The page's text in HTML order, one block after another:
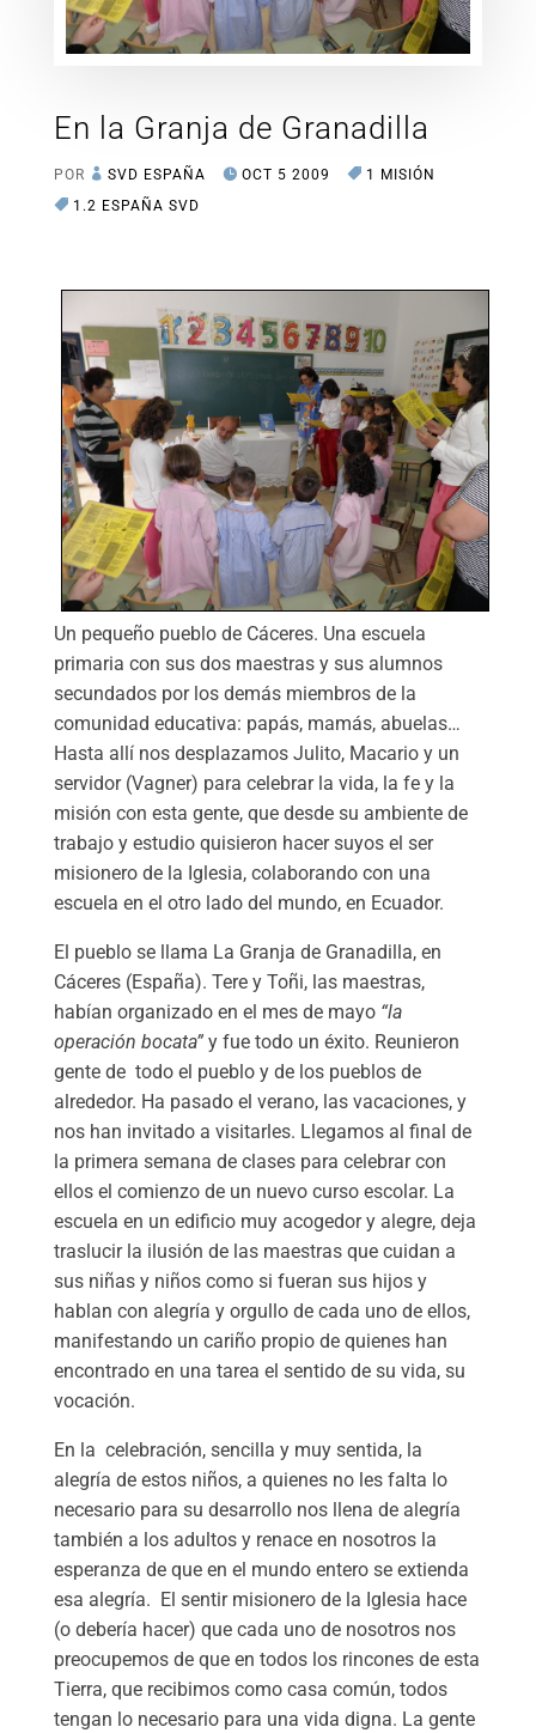
En la Granja de Granadilla
POR SVD ESPAÑA OCT 5 2009
1 MISIÓN
1.2 ESPAÑA SVD
Un pequeño pueblo de Cáceres. Una escuela
primaria con sus dos maestras y sus alumnos
secundados por los demás miembros de la
comunidad educativa: papás, mamás, abuelas…
Hasta allí nos desplazamos Julito, Macario y un
servidor (Vagner) para celebrar la vida, la fe y la
misión con esta gente, que desde su ambiente de
trabajo y estudio quisieron hacer suyos el ser
misionero de la Iglesia, colaborando con una
escuela en el otro lado del mundo, en Ecuador.
El pueblo se llama La Granja de Granadilla, en
Cáceres (España). Tere y Toñi, las maestras,
habían organizado en el mes de mayo “la
operación bocata”y fue todo un éxito. Reunieron
gente de todo el pueblo y de los pueblos de
alrededor. Ha pasado el verano, las vacaciones, y
nos han invitado a visitarles. Llegamos al final de
la primera semana de clases para celebrar con
ellos el comienzo de un nuevo curso escolar. La
escuela en un edificio muy acogedor y alegre, deja
traslucir la ilusión de las maestras que cuidan a
sus niñas y niños como si fueran sus hijos y
hablan con alegría y orgullo de cada uno de ellos,
manifestando un cariño propio de quienes han
encontrado en una tarea el sentido de su vida, su
vocación.
En la celebración, sencilla y muy sentida, la
alegría de estos niños, a quienes no les falta lo
necesario para su desarrollo nos llena de alegría
también a los adultos y renace en nosotros la
esperanza de que en el mundo entero se extienda
esa alegría. El sentir misionero de la Iglesia hace
(o debería hacer) que cada uno de nosotros nos
preocupemos de que en todos los rincones de esta
Tierra, que recibimos como casa común, todos
tengan lo necesario para una vida digna. La gente